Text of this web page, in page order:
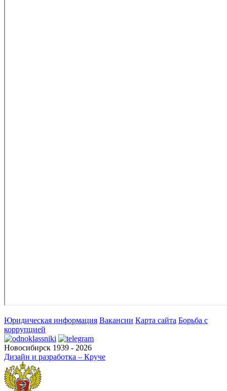
Юридическая информация Вакансии Карта сайта Борьба с
коррупцией
Новосибирск 1939 - 2026
Дизайн и разработка – Круче